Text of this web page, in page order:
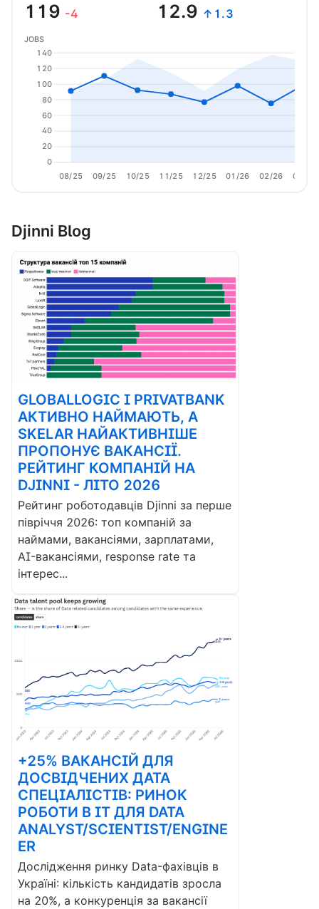
119 -4 12.9 ↑1.3
08/25 09/25 10/25 11/25 12/25 01/26 02/26 03/26
0
20
40
60
80
100
120
140
JOBS
Djinni Blog
GLOBALLOGIC І PRIVATBANK
АКТИВНО НАЙМАЮТЬ, А
SKELAR НАЙАКТИВНІШЕ
ПРОПОНУЄ ВАКАНСІЇ.
РЕЙТИНГ КОМПАНІЙ НА
DJINNI - ЛІТО 2026
Рейтинг роботодавців Djinni за перше
півріччя 2026: топ компаній за
наймами, вакансіями, зарплатами,
AI-вакансіями, response rate та
інтерес...
+25% ВАКАНСІЙ ДЛЯ
ДОСВІДЧЕНИХ ДАТА
СПЕЦІАЛІСТІВ: РИНОК
РОБОТИ В ІТ ДЛЯ DATA
ANALYST/SCIENTIST/ENGINE
ER
Дослідження ринку Data-фахівців в
Україні: кількість кандидатів зросла
на 20%, а конкуренція за вакансії